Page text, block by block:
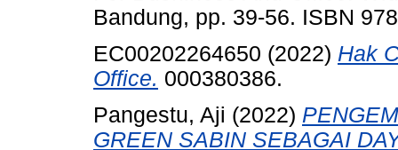
Bandung, pp. 39-56. ISBN
EC00202264650 (2022) Hak
Office. 000380386.
Pangestu, Aji (2022)
GREEN SABIN SEBAGAI